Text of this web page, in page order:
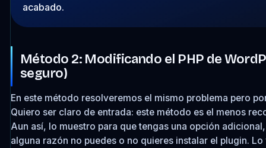
acabado.
Método 2: Modificando el PHP de
seguro)
En este método resolveremos el mismo problema pero
Quiero ser claro de entrada: este método es el menos
Aun así, lo muestro para que tengas una opción
alguna razón no puedes o no quieres instalar el plugin.